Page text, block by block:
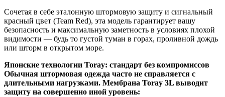
Сочетая в себе эталонную штормовую защиту и сигнальный
красный цвет (Team Red), эта модель гарантирует вашу
безопасность и максимальную заметность в условиях плохой
видимости — будь то густой туман в горах, проливной дождь
или шторм в открытом море.
Японские технологии Toray: стандарт без компромиссов
Обычная штормовая одежда часто не справляется с
длительными нагрузками. Мембрана Toray 3L выводит
защиту на совершенно иной уровень: